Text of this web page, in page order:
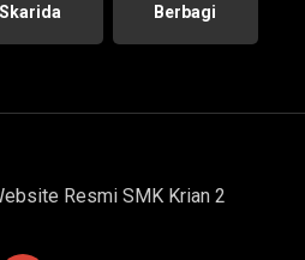
Skarida
Berbagi
Resmi SMK Krian 2